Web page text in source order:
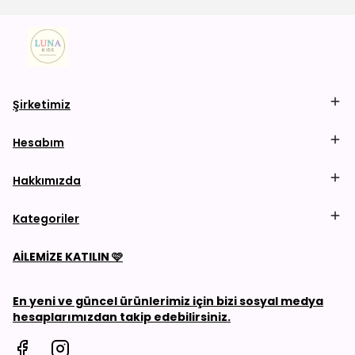
Şirketimiz
Hesabım
Hakkımızda
Kategoriler
AİLEMİZE KATILIN 🩷
En yeni ve güncel ürünlerimiz için bizi sosyal medya
hesaplarımızdan takip edebilirsiniz.